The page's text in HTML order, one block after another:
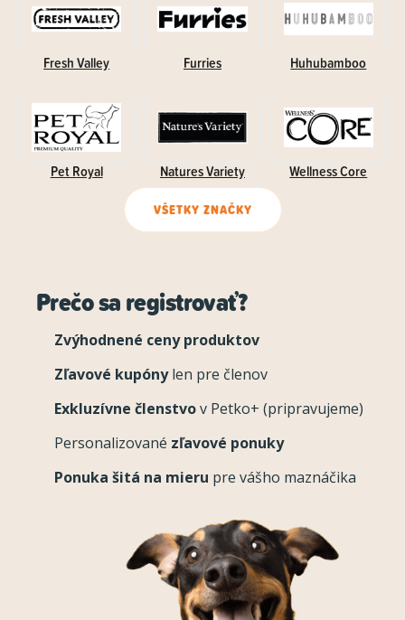
Fresh Valley Furries Huhubamboo
Pet Royal Natures Variety Wellness Core
VŠETKY ZNAČKY
Prečo sa registrovať?
Zvýhodnené ceny produktov
Zľavové kupónylen pre členov
Exkluzívne členstvov Petko+ (pripravujeme)
Personalizované zľavové ponuky
Ponuka šitá na mieru pre vášho maznáčika